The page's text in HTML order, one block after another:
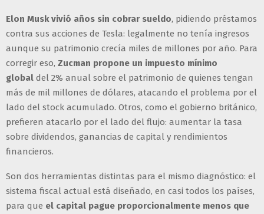
Elon Musk vivió años sin cobrar sueldo, pidiendo préstamos
contra sus acciones de Tesla: legalmente no tenía ingresos
aunque su patrimonio crecía miles de millones por año. Para
corregir eso, Zucman propone un impuesto mínimo
global del 2% anual sobre el patrimonio de quienes tengan
más de mil millones de dólares, atacando el problema por el
lado del stock acumulado. Otros, como el gobierno británico,
prefieren atacarlo por el lado del flujo: aumentar la tasa
sobre dividendos, ganancias de capital y rendimientos
financieros.
Son dos herramientas distintas para el mismo diagnóstico: el
sistema fiscal actual está diseñado, en casi todos los países,
para que el capital pague proporcionalmente menos que